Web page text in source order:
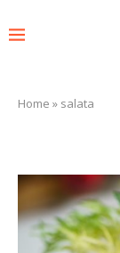
Home » salata